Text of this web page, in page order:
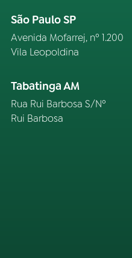
São Paulo SP
Avenida Mofarrej, nº 1.200
Vila Leopoldina
Tabatinga AM
Rua Rui Barbosa S/Nº
Rui Barbosa